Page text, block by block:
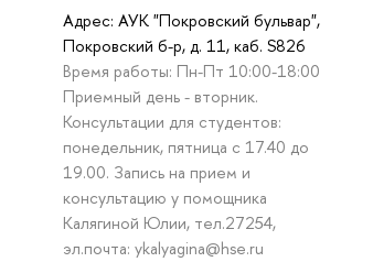
Адрес: АУК "Покровский бульвар",
Покровский б-р, д. 11, каб. S826
Время работы: Пн-Пт 10:00-18:00
Приемный день - вторник.
Консультации для студентов:
понедельник, пятница с 17.40 до
19.00. Запись на прием и
консультацию у помощника
Калягиной Юлии, тел.27254,
эл.почта: ykalyagina@hse.ru
октябрь 2026
сб вс пн вт ср чт пт сб